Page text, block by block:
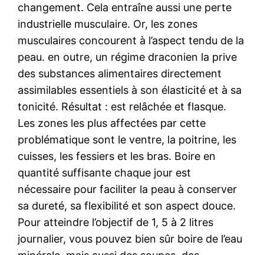
changement. Cela entraîne aussi une perte
industrielle musculaire. Or, les zones
musculaires concourent à l’aspect tendu de la
peau. en outre, un régime draconien la prive
des substances alimentaires directement
assimilables essentiels à son élasticité et à sa
tonicité. Résultat : est relâchée et flasque.
Les zones les plus affectées par cette
problématique sont le ventre, la poitrine, les
cuisses, les fessiers et les bras. Boire en
quantité suffisante chaque jour est
nécessaire pour faciliter la peau à conserver
sa dureté, sa flexibilité et son aspect douce.
Pour atteindre l’objectif de 1, 5 à 2 litres
journalier, vous pouvez bien sûr boire de l’eau